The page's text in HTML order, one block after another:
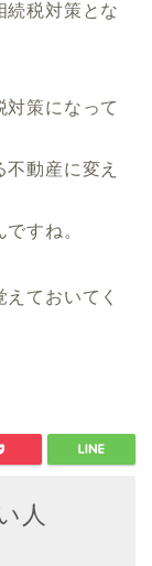
続税対策とな
対策になって
動産に変え
すね。
ておいてく
人